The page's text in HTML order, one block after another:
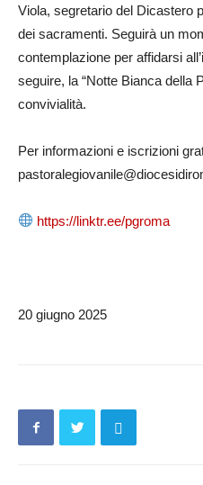
Viola, segretario del Dicastero
dei sacramenti. Seguirà un
contemplazione per affidarsi
seguire, la “Notte Bianca della
convivialità.
Per informazioni e iscrizioni
https://linktr.ee/pgroma
20 giugno 2025